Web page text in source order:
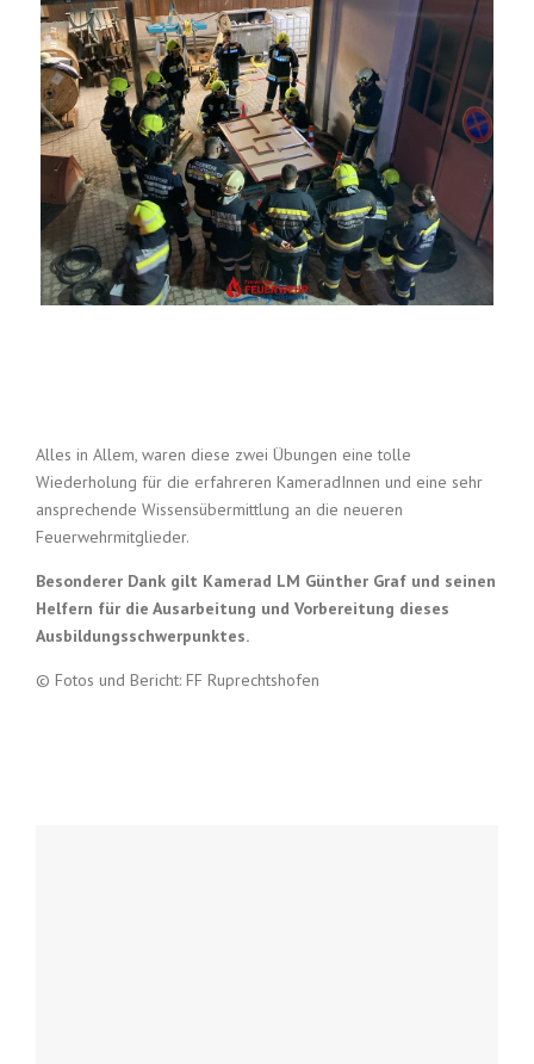
Alles in Allem, waren diese zwei Übungen eine tolle
Wiederholung für die erfahreren KameradInnen und eine sehr
ansprechende Wissensübermittlung an die neueren
Feuerwehrmitglieder.
Besonderer Dank gilt Kamerad LM Günther Graf und seinen
Helfern für die Ausarbeitung und Vorbereitung dieses
Ausbildungsschwerpunktes.
© Fotos und Bericht: FF Ruprechtshofen